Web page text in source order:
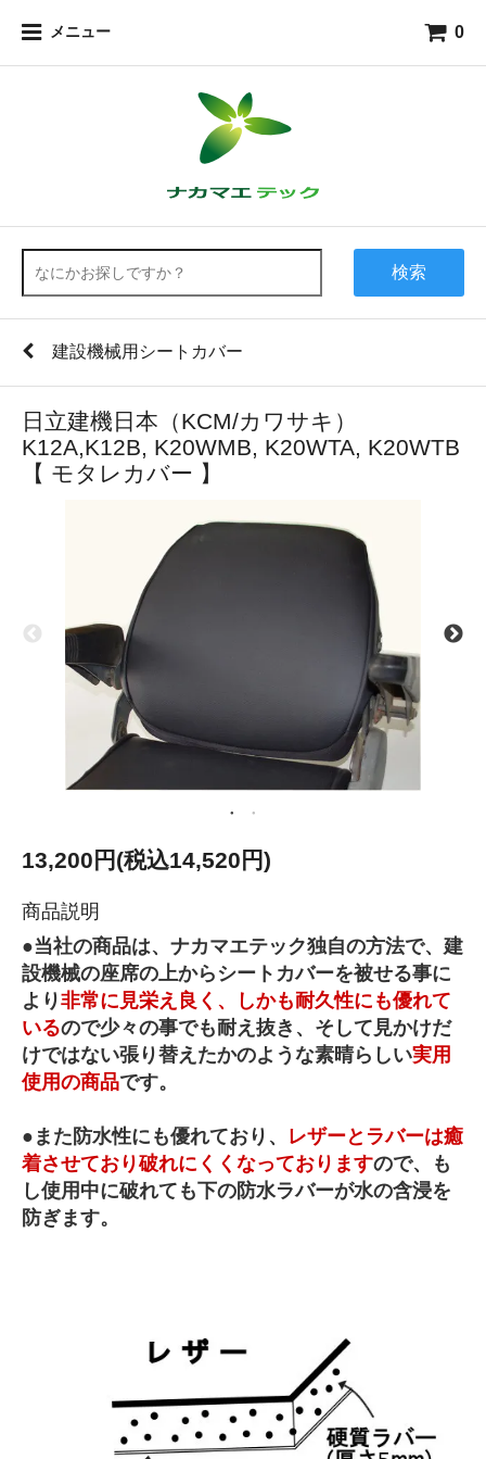
メニュー 0
検索
建設機械用シートカバー
日立建機日本（KCM/カワサキ）
K12A,K12B, K20WMB, K20WTA, K20WTB
【 モタレカバー 】
13,200円(税込14,520円)
商品説明
●当社の商品は、ナカマエテック独自の方法で、建
設機械の座席の上からシートカバーを被せる事に
より非常に見栄え良く、しかも耐久性にも優れて
いるので少々の事でも耐え抜き、そして見かけだ
けではない張り替えたかのような素晴らしい実用
使用の商品です。
●また防水性にも優れており、 レザーとラバーは癒
着させており破れにくくなっておりますので、も
し使用中に破れても下の防水ラバーが水の含浸を
防ぎます。